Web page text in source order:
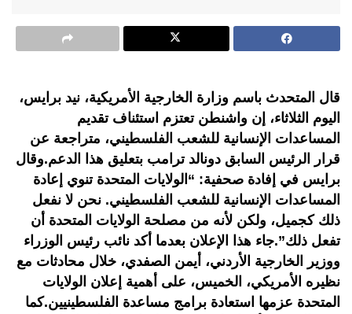
قال المتحدث باسم وزارة الخارجية الأمريكية، نيد برايس،
اليوم الثلاثاء، إن واشنطن تعتزم استئناف تقديم
المساعدات الإنسانية للشعب الفلسطيني، متراجعة عن
قرار الرئيس السابق دونالد ترامب بتعليق هذا الدعم.وقال
برايس في إفادة صحفية: “الولايات المتحدة تنوي إعادة
المساعدات الإنسانية للشعب الفلسطيني. نحن لا نفعل
ذلك كجميل، ولكن لأنه من مصلحة الولايات المتحدة أن
تفعل ذلك”.جاء هذا الإعلان بعدما أكد نائب رئيس الوزراء
ووزير الخارجية الأردني، أيمن الصفدي، خلال محادثات مع
نظيره الأمريكي، الخميس، على أهمية إعلان الولايات
المتحدة عزمها استعادة برامج مساعدة الفلسطينيين.كما